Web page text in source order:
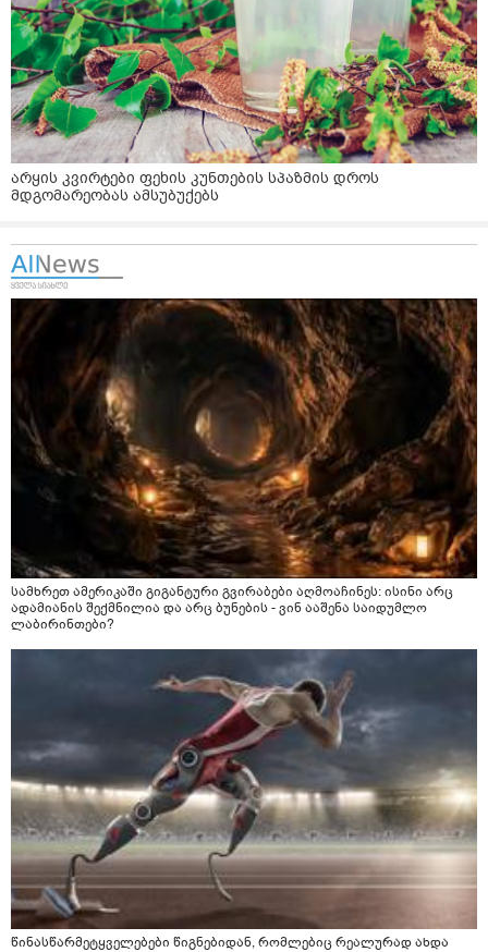
არყის კვირტები ფეხის კუნთების სპაზმის დროს
მდგომარეობას ამსუბუქებს
სამხრეთ ამერიკაში გიგანტური გვირაბები აღმოაჩინეს: ისინი არც
ადამიანის შექმნილია და არც ბუნების - ვინ ააშენა საიდუმლო
ლაბირინთები?
წინასწარმეტყველებები წიგნებიდან, რომლებიც რეალურად ახდა